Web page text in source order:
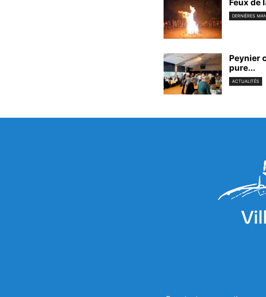
Feux de
DERNIÈRES
Peynier
pure...
ACTUALITÉS